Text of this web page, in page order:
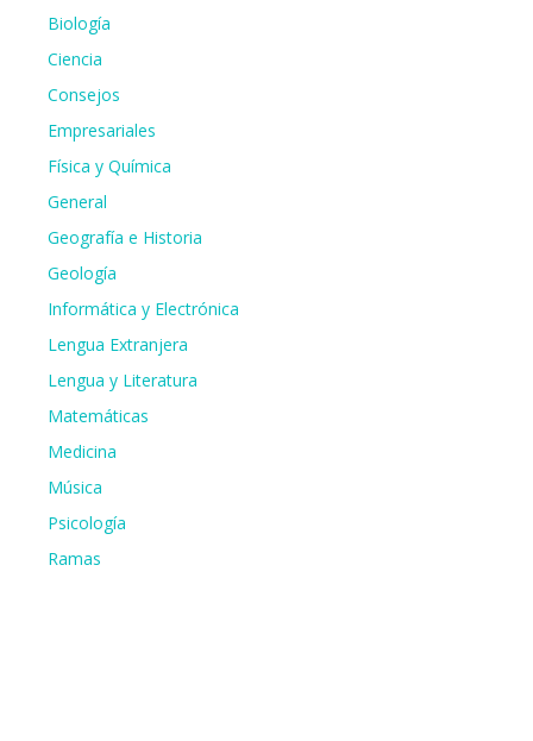
Biología
Ciencia
Consejos
Empresariales
Física y Química
General
Geografía e Historia
Geología
Informática y Electrónica
Lengua Extranjera
Lengua y Literatura
Matemáticas
Medicina
Música
Psicología
Ramas